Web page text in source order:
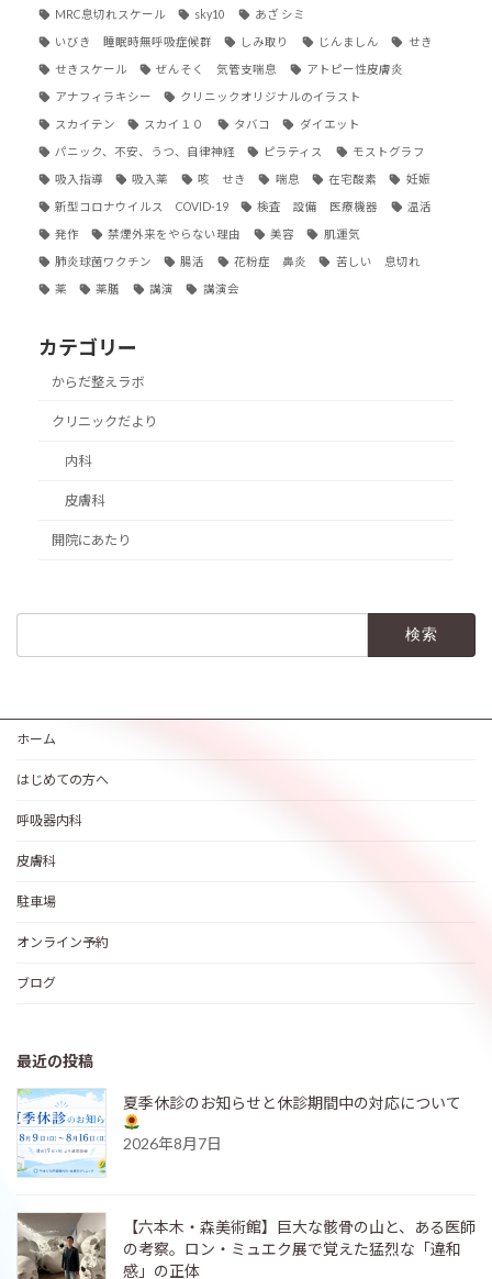
MRC息切れスケール sky10 あざ シミ
いびき 睡眠時無呼吸症候群 しみ取り じんましん せき
せきスケール ぜんそく 気管支喘息 アトピー性皮膚炎
アナフィラキシー クリニックオリジナルのイラスト
スカイテン スカイ１０ タバコ ダイエット
パニック、不安、うつ、自律神経 ピラティス モストグラフ
吸入指導 吸入薬 咳 せき 喘息 在宅酸素 妊娠
新型コロナウイルス COVID-19 検査 設備 医療機器 温活
発作 禁煙外来をやらない理由 美容 肌運気
肺炎球菌ワクチン 腸活 花粉症 鼻炎 苦しい 息切れ
薬 薬膳 講演 講演会
カテゴリー
からだ整えラボ
クリニックだより
内科
皮膚科
開院にあたり
ホーム
はじめての方へ
呼吸器内科
皮膚科
駐車場
オンライン予約
ブログ
最近の投稿
夏季休診のお知らせと休診期間中の対応について
2026年8月7日
【六本木・森美術館】巨大な骸骨の山と、ある医師
の考察。ロン・ミュエク展で覚えた猛烈な「違和
感」の正体